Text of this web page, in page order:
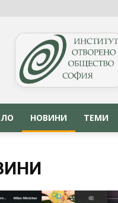
OSIS.BG
НОВИНИ ТЕМИ